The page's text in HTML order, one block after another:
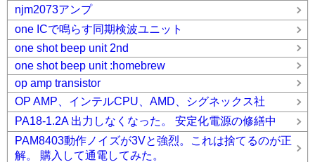
njm2073アンプ
one ICで鳴らす同期検波ユニット
one shot beep unit 2nd
one shot beep unit :homebrew
op amp transistor
OP AMP、インテルCPU、AMD、シグネックス社
PA18-1.2A 出力しなくなった。 安定化電源の修繕中
PAM8403動作ノイズが3Vと強烈。これは捨てるのが正
解。 購入して通電してみた。